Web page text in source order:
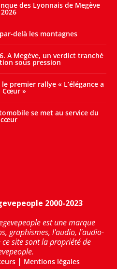
des Lyonnais de Megève
2026
delà les montagnes
A Megève, un verdict tranché
sous pression
premier rallye « L’élégance a
Cœur »
se met au service du
cœur
2000-2023
est une marque
graphismes, l'audio, l'audio-
ce site sont la propriété de
| Mentions légales